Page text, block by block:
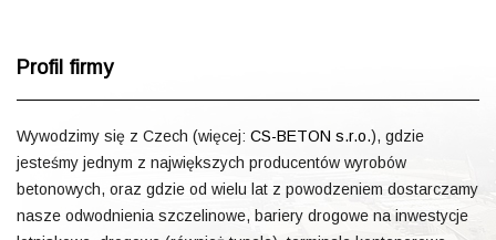
Profil firmy
Wywodzimy się z Czech (więcej: CS-BETON s.r.o.), gdzie
jesteśmy jednym z największych producentów wyrobów
betonowych, oraz gdzie od wielu lat z powodzeniem dostarczamy
nasze odwodnienia szczelinowe, bariery drogowe na inwestycje